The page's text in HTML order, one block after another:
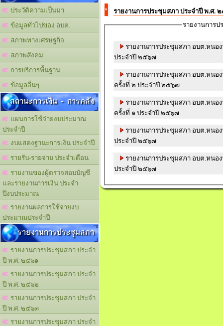
ประวัติความเป็นมา
ข้อมูลทั่วไปของ อบต.
สภาพทางเศรษฐกิจ
สภาพสังคม
การบริการพื้นฐาน
ข้อมูลอื่นๆ
สถานะการเงิน - การคลัง
แผนการใช้จ่ายงบประมาณ
ประจำปี
งบแสดงฐานะการเงิน ประจำปี
รายรับ-รายจ่าย ประจำเดือน
รายงานของผู้ตรวจสอบบัญชี
และรายงานการเงิน ประจำ
ปีงบประมาณ
รายงานผลการใช้จ่ายงบ
ประมาณประจำปี
รายงานการประชุมสภา
รายงานการประชุมสภา ประจำ
ปี พ.ศ. ๒๕๖๑
รายงานการประชุมสภา ประจำ
ปี พ.ศ. ๒๕๖๒
รายงานการประชุมสภา ประจำ
ปี พ.ศ. ๒๕๖๓
รายงานการประชุมสภา ประจำ
รายงานการประชุมสภา ประจำปี พ.ศ.
รายงานการ
รายงานการประชุมสภา อบต.หน
ประจำปี ๒๕๖๗
รายงานการประชุมสภา อบต.หน
ครั้งที่ ๒ ประจำปี ๒๕๖๗
รายงานการประชุมสภา อบต.หน
ครั้งที่ ๑ ประจำปี ๒๕๖๗
รายงานการประชุมสภา อบต.หน
ประจำปี ๒๕๖๗
รายงานการประชุมสภา อบต.หนอ
ประจำปี ๒๕๖๗